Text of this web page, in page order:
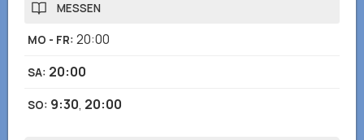
MESSEN
MO - FR: 20:00
SA: 20:00
SO: 9:30, 20:00